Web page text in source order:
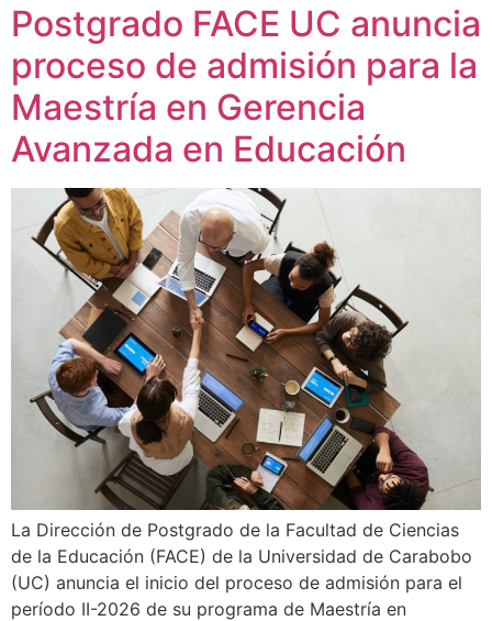
Postgrado FACE UC anuncia
proceso de admisión para la
Maestría en Gerencia
Avanzada en Educación
La Dirección de Postgrado de la Facultad de Ciencias
de la Educación (FACE) de la Universidad de Carabobo
(UC) anuncia el inicio del proceso de admisión para el
período II-2026 de su programa de Maestría en